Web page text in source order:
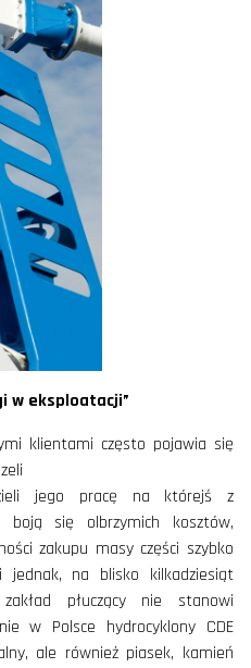
w eksploatacji”
klientami często pojawia się
jego pracę na którejś z
boją się olbrzymich kosztów,
zakupu masy części szybko
jednak, na blisko kilkadziesiąt
płuczący nie stanowi
w Polsce hydrocyklony CDE
ale również piasek, kamień